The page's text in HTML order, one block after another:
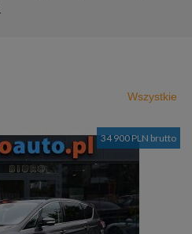
Wszystkie
34 900 PLN brutto